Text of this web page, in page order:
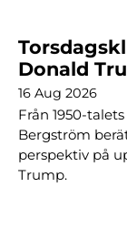
Donald
16 Aug 2026
Från 1950-
Bergström
perspektiv på
Trump.